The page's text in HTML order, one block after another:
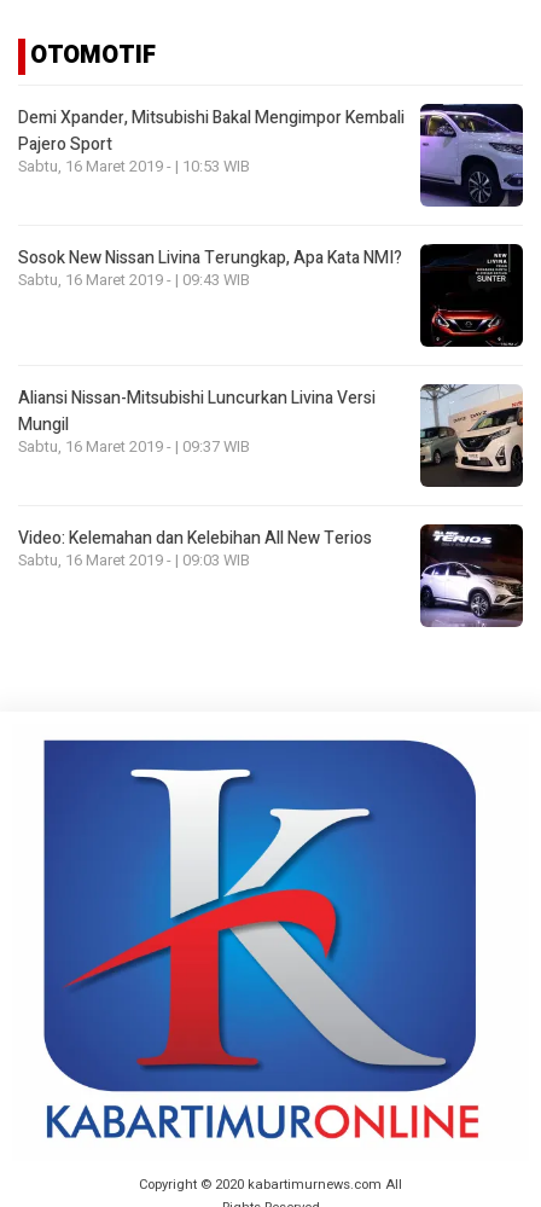
OTOMOTIF
Demi Xpander, Mitsubishi Bakal Mengimpor Kembali
Pajero Sport
Sabtu, 16 Maret 2019 - | 10:53 WIB
Sosok New Nissan Livina Terungkap, Apa Kata NMI?
Sabtu, 16 Maret 2019 - | 09:43 WIB
Aliansi Nissan-Mitsubishi Luncurkan Livina Versi
Mungil
Sabtu, 16 Maret 2019 - | 09:37 WIB
Video: Kelemahan dan Kelebihan All New Terios
Sabtu, 16 Maret 2019 - | 09:03 WIB
Copyright © 2020 kabartimurnews.com All